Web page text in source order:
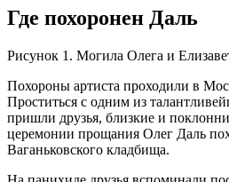
Где похоронен Даль
Рисунок 1. Могила Олега и
Похороны артиста проходили в
Проститься с одним из
пришли друзья, близкие и
церемонии прощания Олег Даль
Ваганьковского кладбища.